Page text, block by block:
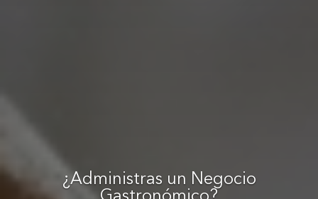
¿Administras un hotel?